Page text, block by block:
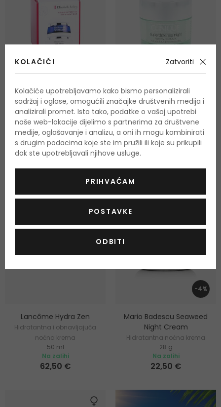
Elizabeth Arden Visible
Difference
Dnevna krema za lice
100 ml
Na zalihi
44,00 €
Clinique Superdefense
Noćni hidratantni tonik
50 ml
Na zalihi
52,00 €
Lancôme Hydra Zen
Hidratantna i obnavljajuća
noćna krema
50 ml
Na zalihi
62,50 €
-4%
Mario Badescu Seaweed
Night Cream
Hidratantna noćna krema
28 g
Na zalihi
22,50 €
KOLAČIĆI Zatvoriti
Kolačiće upotrebljavamo kako bismo personalizirali
sadržaj i oglase, omogućili značajke društvenih medija i
analizirali promet. Isto tako, podatke o vašoj upotrebi
naše web-lokacije dijelimo s partnerima za društvene
medije, oglašavanje i analizu, a oni ih mogu kombinirati
s drugim podacima koje ste im pružili ili koje su prikupili
dok ste upotrebljavali njihove usluge.
PRIHVAĆAM
POSTAVKE
ODBITI